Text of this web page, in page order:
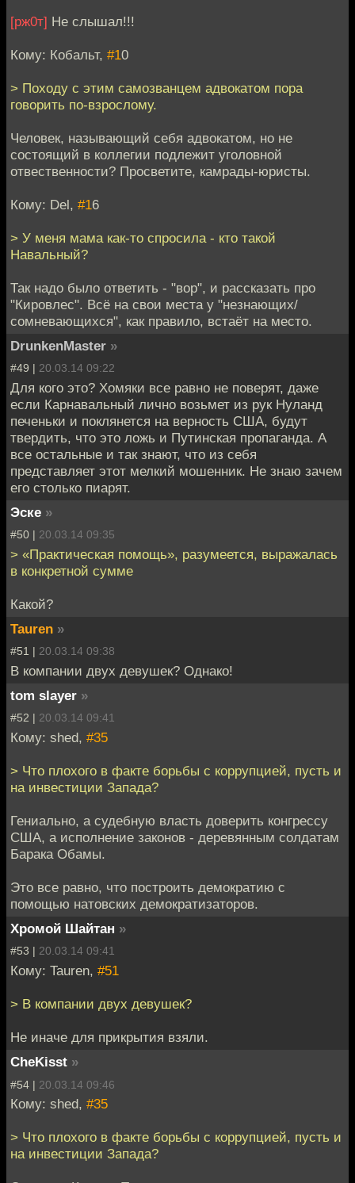
[рж0т] Не слышал!!!
Кому: Кобальт, #10
> Походу с этим самозванцем адвокатом пора
говорить по-взрослому.
Человек, называющий себя адвокатом, но не
состоящий в коллегии подлежит уголовной
отвественности? Просветите, камрады-юристы.
Кому: Del, #16
> У меня мама как-то спросила - кто такой
Навальный?
Так надо было ответить - "вор", и рассказать про
"Кировлес". Всё на свои места у "незнающих/
сомневающихся", как правило, встаёт на место.
DrunkenMaster »
#49 | 20.03.14 09:22
Для кого это? Хомяки все равно не поверят, даже
если Карнавальный лично возьмет из рук Нуланд
печеньки и поклянется на верность США, будут
твердить, что это ложь и Путинская пропаганда. А
все остальные и так знают, что из себя
представляет этот мелкий мошенник. Не знаю зачем
его столько пиарят.
Эске »
#50 | 20.03.14 09:35
> «Практическая помощь», разумеется, выражалась
в конкретной сумме
Какой?
Tauren »
#51 | 20.03.14 09:38
В компании двух девушек? Однако!
tom slayer »
#52 | 20.03.14 09:41
Кому: shed, #35
> Что плохого в факте борьбы с коррупцией, пусть и
на инвестиции Запада?
Гениально, а судебную власть доверить конгрессу
США, а исполнение законов - деревянным солдатам
Барака Обамы.
Это все равно, что построить демократию с
помощью натовских демократизаторов.
Хромой Шайтан »
#53 | 20.03.14 09:41
Кому: Tauren, #51
> В компании двух девушек?
Не иначе для прикрытия взяли.
CheKisst »
#54 | 20.03.14 09:46
Кому: shed, #35
> Что плохого в факте борьбы с коррупцией, пусть и
на инвестиции Запада?